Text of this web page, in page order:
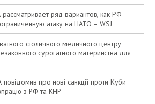
ряд вариантов, как РФ
атаку на НАТО – WSJ
столичного медичного центру
сурогатного материнства для
про нові санкції проти Куби
з РФ та КНР